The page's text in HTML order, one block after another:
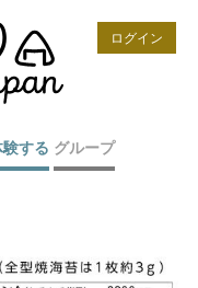
ログイン
する グループ